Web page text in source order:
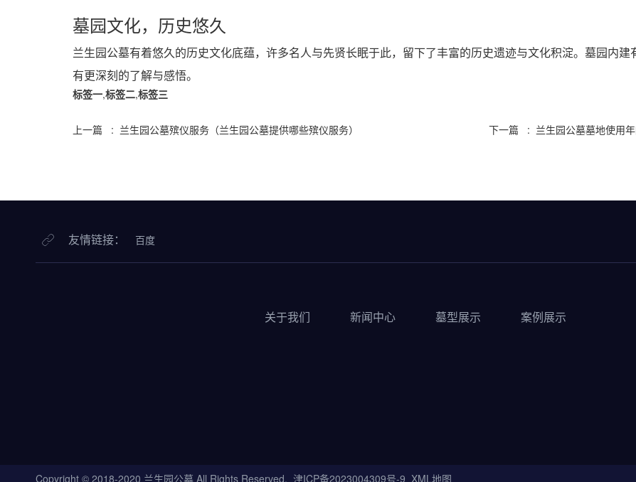
墓园文化，历史悠久
兰生园公墓有着悠久的历史文化底蕴，许多名人与先贤长眠于此，留下了丰富的历史遗迹与文化积淀。墓园内
有更深刻的了解与感悟。
标签一,标签二,标签三
上一篇 : 兰生园公墓殡仪服务（兰生园公墓提供哪些殡仪服务） 下一篇 : 兰生园公墓墓地使用年
友情链接： 百度
关于我们 新闻中心 墓型展示 案例展示
Copyright © 2018-2020 兰生园公墓 All Rights Reserved. 津ICP备2023004309号-9 XML地图